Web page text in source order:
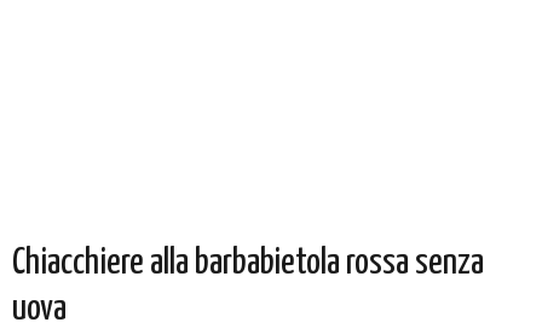
Chiacchiere alla barbabietola rossa senza
uova